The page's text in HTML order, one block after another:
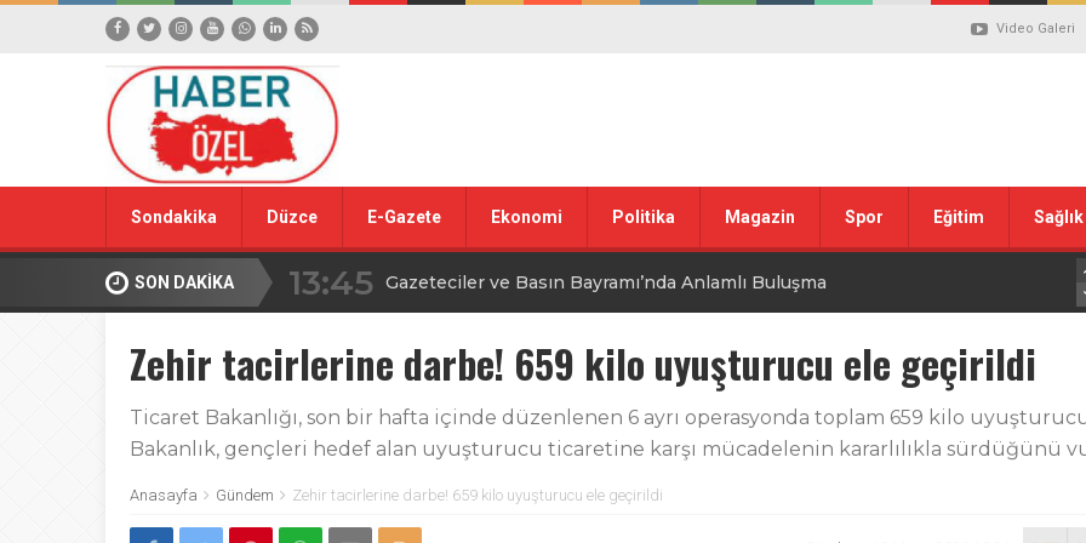
Video Galeri
Sondakika Düzce E-Gazete Ekonomi Politika Magazin Spor Eğitim Sağlık
SON DAKİKA 13:45 Gazeteciler ve Basın Bayramı’nda Anlamlı Buluşma
15:42
18:09 Düzce’den YÖREX tepkisi
00:39 Ahmet Alkan’dan İstiklal Marşı’nın Kabulünün 105. Yılı Mesajı
16:09 TBMM’de avcılıkla ilgili düzenleme görüşülüyor
Zehir tacirlerine darbe! 659 kilo uyuşturucu ele geçirildi
Ticaret Bakanlığı, son bir hafta içinde düzenlenen 6 ayrı operasyonda toplam 659 kilo
Bakanlık, gençleri hedef alan uyuşturucu ticaretine karşı mücadelenin kararlılıkla sürdüğünü
Anasayfa Gündem Zehir tacirlerine darbe! 659 kilo uyuşturucu ele geçirildi